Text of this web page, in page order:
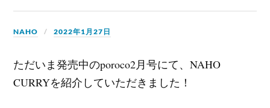
NAHO 2022年1月27日
ただいま発売中のporoco2月号にて、NAHO
CURRYを紹介していただきました！